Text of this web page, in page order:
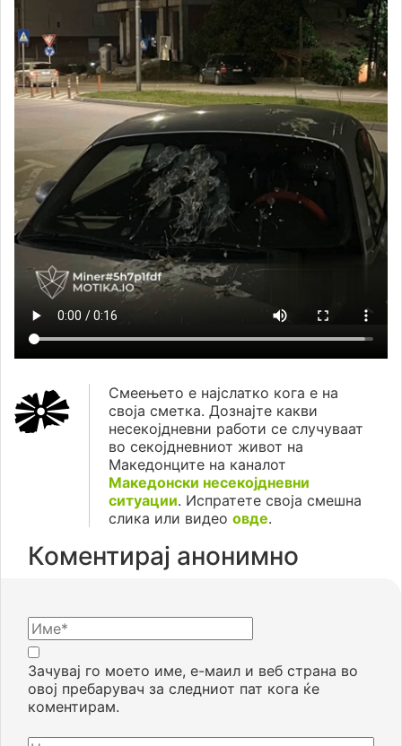
Смеењето е најслатко кога е на
своја сметка. Дознајте какви
несекојдневни работи се случуваат
во секојдневниот живот на
Македонците на каналот
Македонски несекојдневни
ситуации. Испратете своја смешна
слика или видео овде.
Коментирај анонимно
Зачувај го моето име, е-маил и веб страна во
овој пребарувач за следниот пат кога ќе
коментирам.